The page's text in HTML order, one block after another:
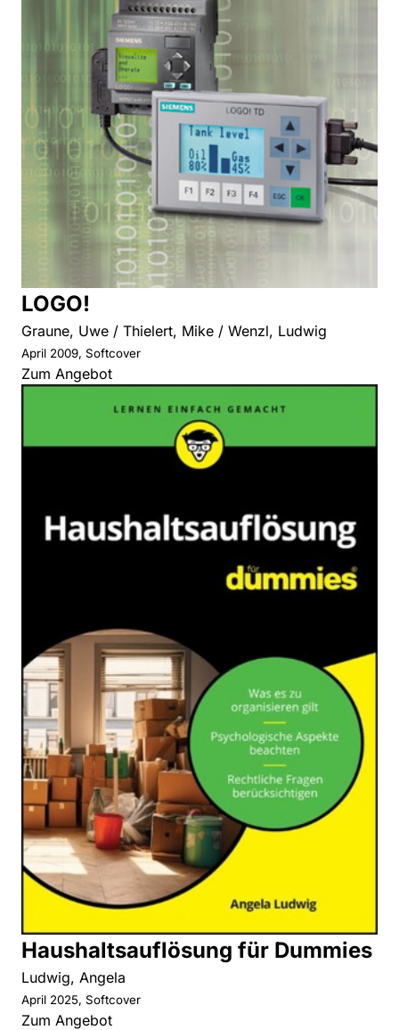
LOGO!
Graune, Uwe / Thielert, Mike / Wenzl, Ludwig
April 2009, Softcover
Zum Angebot
Haushaltsauflösung für Dummies
Ludwig, Angela
April 2025, Softcover
Zum Angebot